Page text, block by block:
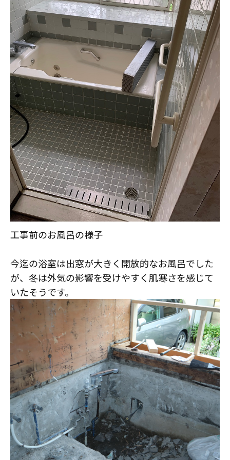
工事前のお風呂の様子
今迄の浴室は出窓が大きく開放的なお風呂でした
が、冬は外気の影響を受けやすく肌寒さを感じて
いたそうです。